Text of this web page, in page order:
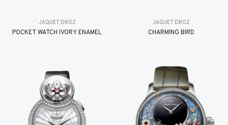
JAQUET DROZ
POCKET WATCH IVORY ENAMEL
JAQUET DROZ
CHARMING BIRD